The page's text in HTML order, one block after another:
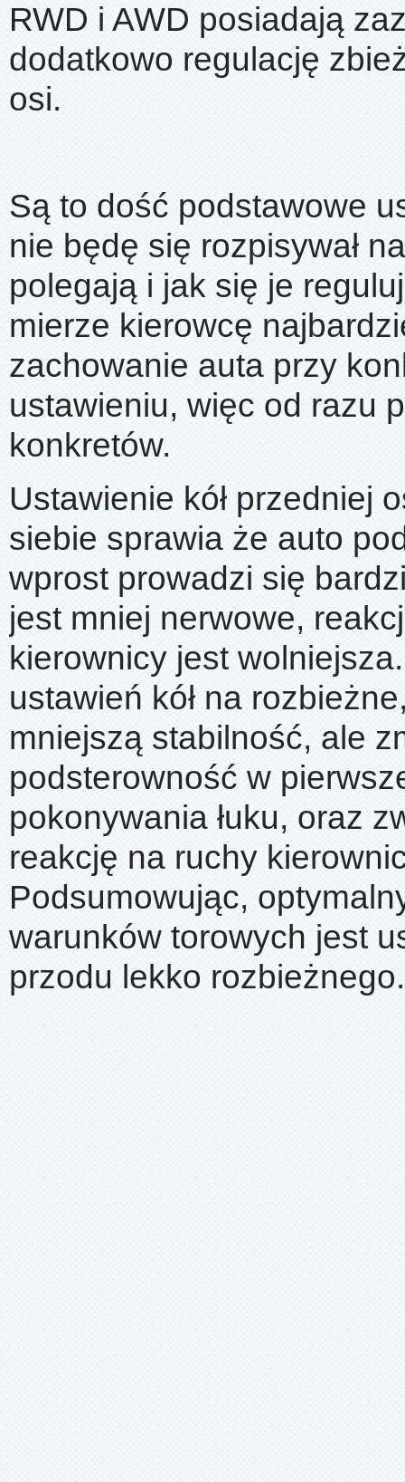
RWD i AWD posiadają
dodatkowo regulację
osi.
Są to dość podstawowe
nie będę się rozpisywał
polegają i jak się je
mierze kierowcę
zachowanie auta przy
ustawieniu, więc od razu
konkretów.
Ustawienie kół przedniej
siebie sprawia że auto
wprost prowadzi się
jest mniej nerwowe,
kierownicy jest
ustawień kół na
mniejszą stabilność, ale
podsterowność w
pokonywania łuku, oraz
reakcję na ruchy
Podsumowując,
warunków torowych jest
przodu lekko rozbieżnego.